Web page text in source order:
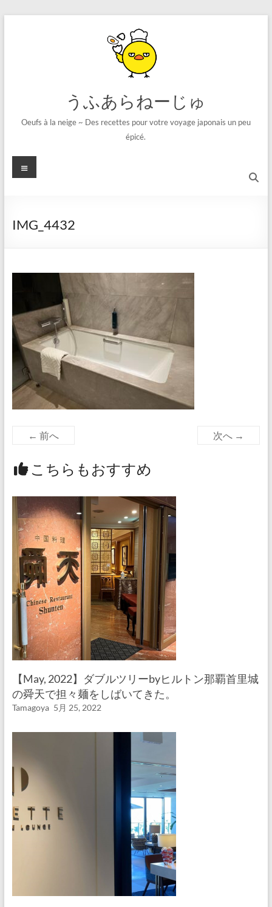
うふあらねーじゅ
Oeufs à la neige ~ Des recettes pour votre voyage japonais un peu
épicé.
メ
ニ
IMG_4432
← 前へ 次へ →
こちらもおすすめ
【May, 2022】ダブルツリーbyヒルトン那覇首里城
の舜天で担々麺をしばいてきた。
Tamagoya 5月 25, 2022